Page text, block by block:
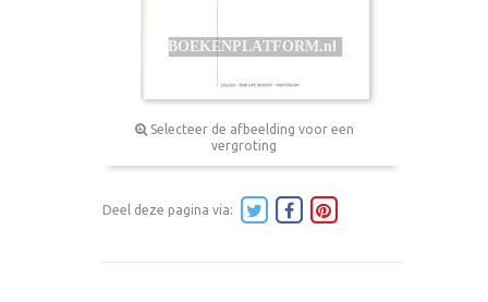
Selecteer de afbeelding voor een
vergroting
Deel deze pagina via: